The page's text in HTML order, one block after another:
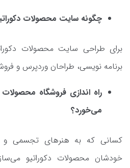
چگونه سایت محصولات
برای طراحی سایت محصولات
برنامه نویسی، طراحان وردپرس و
راه اندازی فروشگاه
می‌خورد؟
کسانی که به هنرهای تجسمی و
خودشان محصولات دکوراتیو